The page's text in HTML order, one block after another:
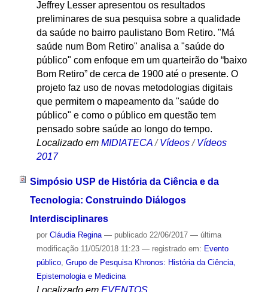
Jeffrey Lesser apresentou os resultados
preliminares de sua pesquisa sobre a qualidade
da saúde no bairro paulistano Bom Retiro. "Má
saúde num Bom Retiro" analisa a "saúde do
público" com enfoque em um quarteirão do “baixo
Bom Retiro” de cerca de 1900 até o presente. O
projeto faz uso de novas metodologias digitais
que permitem o mapeamento da "saúde do
público" e como o público em questão tem
pensado sobre saúde ao longo do tempo.
Localizado em MIDIATECA /Vídeos /Vídeos
2017
Simpósio USP de História da Ciência e da
Tecnologia: Construindo Diálogos
Interdisciplinares
por Cláudia Regina — publicado22/06/2017 — última
modificação11/05/2018 11:23 — registrado em: Evento
público, Grupo de Pesquisa Khronos: História da Ciência,
Epistemologia e Medicina